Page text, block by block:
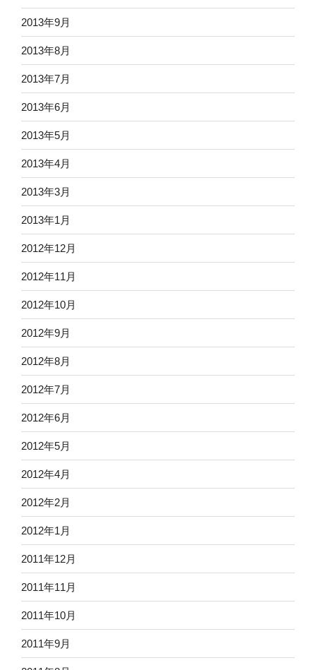
2013年9月
2013年8月
2013年7月
2013年6月
2013年5月
2013年4月
2013年3月
2013年1月
2012年12月
2012年11月
2012年10月
2012年9月
2012年8月
2012年7月
2012年6月
2012年5月
2012年4月
2012年2月
2012年1月
2011年12月
2011年11月
2011年10月
2011年9月